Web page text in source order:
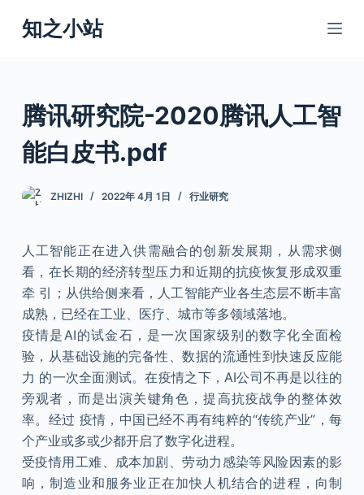
跳
过
知之小站
腾讯研究院-2020腾讯人工智
能白皮书.pdf
ZHIZHI 2022年 4月 1日 行业研究
人工智能正在进入供需融合的创新发展期，从需求侧
看，在长期的经济转型压力和近期的抗疫恢复形成双重
牵 引；从供给侧来看，人工智能产业各生态层不断丰富
成熟，已经在工业、医疗、城市等多领域落地。
疫情是AI的试金石，是一次国家级别的数字化全面检
验，从基础设施的完备性、数据的流通性到快速反应能
力 的一次全面测试。在疫情之下，AI公司不再是以往的
旁观者，而是出演关键角色，提高抗疫战争的整体效
率。经过 疫情，中国已经不再有纯粹的“传统产业”，每
个产业或多或少都开启了数字化进程。
受疫情用工难、成本加剧、劳动力感染等风险因素的影
响，制造业和服务业正在加快人机结合的进程，向制